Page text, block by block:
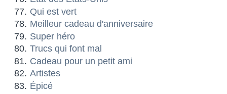
Qui est vert
Meilleur cadeau d'anniversaire
Super héro
Trucs qui font mal
Cadeau pour un petit ami
Artistes
Épicé